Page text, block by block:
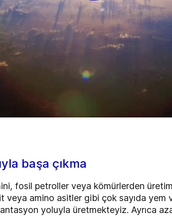
başa çıkma
fosil petroller veya kömürlerden
veya amino asitler gibi çok sayıda yem
yoluyla üretmekteyiz. Ayrıca